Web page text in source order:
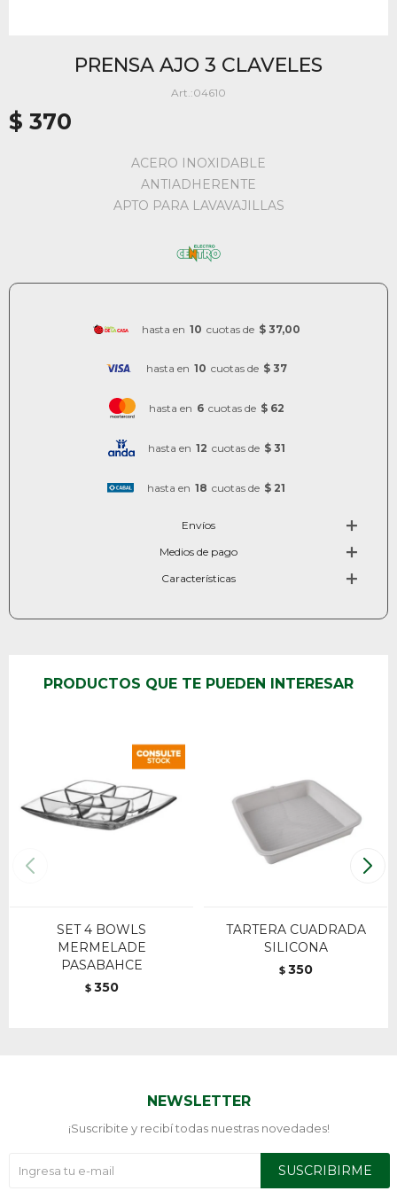
PRENSA AJO 3 CLAVELES
04610
$ 370
ACERO INOXIDABLE
ANTIADHERENTE
APTO PARA LAVAVAJILLAS
hasta en 10 cuotas de $ 37,00
hasta en 10 cuotas de $ 37
hasta en 6 cuotas de $ 62
hasta en 12 cuotas de $ 31
hasta en 18 cuotas de $ 21
Envíos
Medios de pago
Características
PRODUCTOS QUE TE PUEDEN INTERESAR
SET 4 BOWLS
MERMELADE
PASABAHCE
$ 350
TARTERA CUADRADA
SILICONA
$ 350
NEWSLETTER
¡Suscribite y recibí todas nuestras novedades!
SUSCRIBIRME